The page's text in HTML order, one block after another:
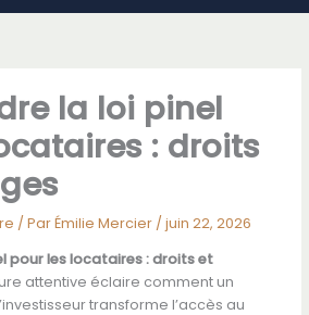
la loi pinel
: droits
/ ParÉmilie Mercier / juin 22, 2026
pour les locataires : droits et
attentive éclaire comment un
transforme l’accès au